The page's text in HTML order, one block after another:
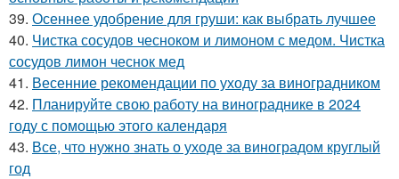
39. Осеннее удобрение для груши: как выбрать лучшее
40. Чистка сосудов чесноком и лимоном с медом. Чистка
сосудов лимон чеснок мед
41. Весенние рекомендации по уходу за виноградником
42. Планируйте свою работу на винограднике в 2024
году с помощью этого календаря
43. Все, что нужно знать о уходе за виноградом круглый
год